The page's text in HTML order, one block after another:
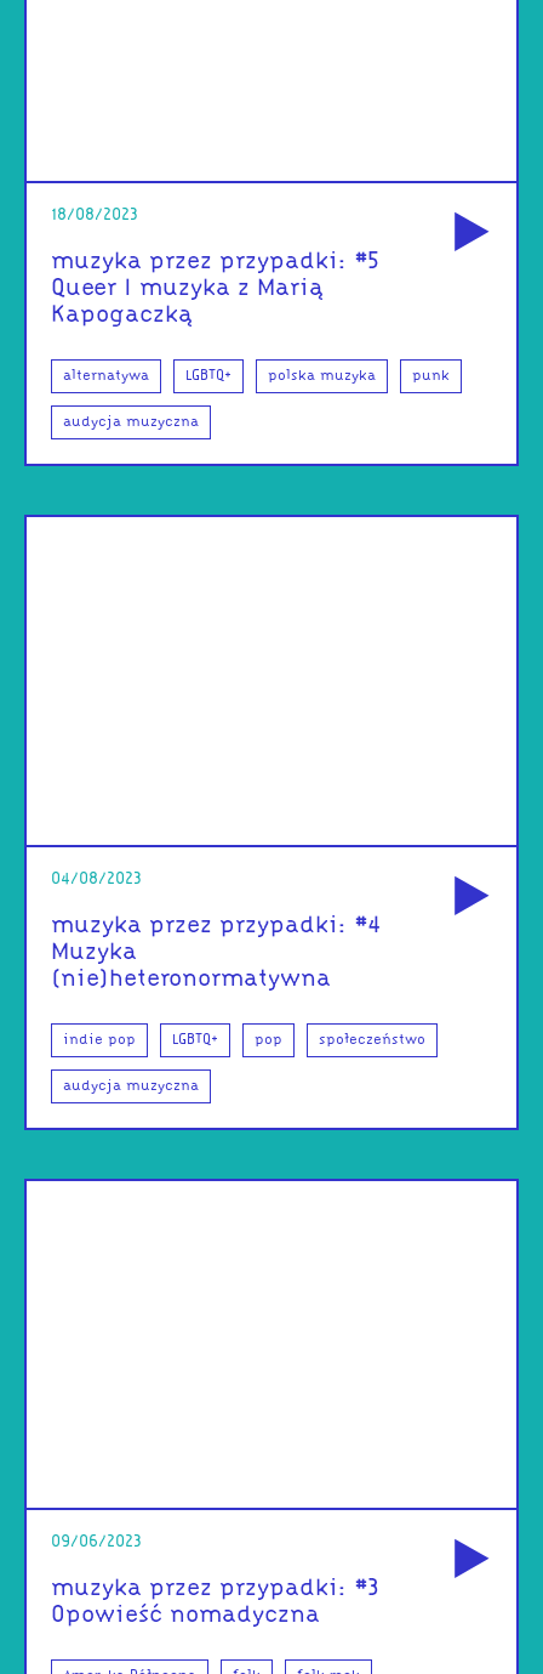
18/08/2023
muzyka przez przypadki: #5
Queer I muzyka z Marią
Kapogaczką
alternatywa LGBTQ+ polska muzyka punk
audycja muzyczna
04/08/2023
muzyka przez przypadki: #4
Muzyka
(nie)heteronormatywna
indie pop LGBTQ+ pop społeczeństwo
audycja muzyczna
09/06/2023
muzyka przez przypadki: #3
Opowieść nomadyczna